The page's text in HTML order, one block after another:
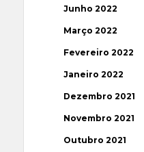
Junho 2022
Março 2022
Fevereiro 2022
Janeiro 2022
Dezembro 2021
Novembro 2021
Outubro 2021